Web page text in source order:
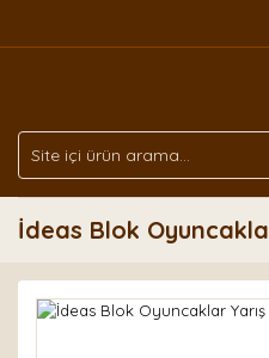
İdeas Blok